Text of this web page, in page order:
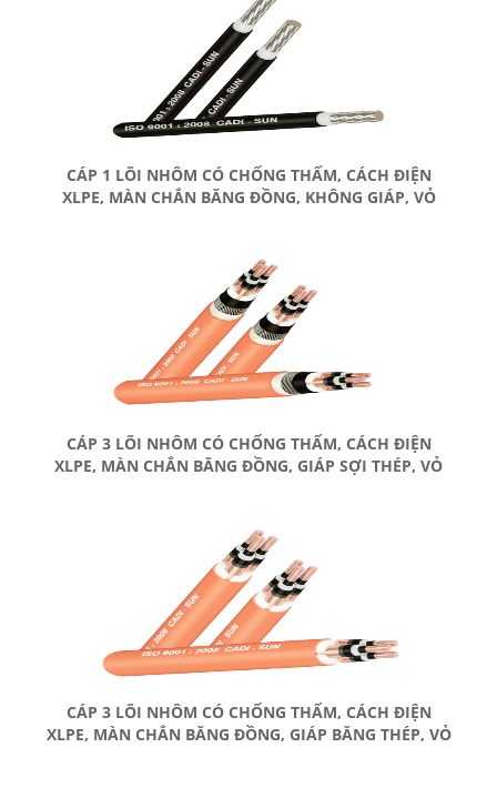
CÁP 1 LÕI NHÔM CÓ CHỐNG THẤM, CÁCH ĐIỆN
XLPE, MÀN CHẮN BĂNG ĐỒNG, KHÔNG GIÁP, VỎ
CÁP 3 LÕI NHÔM CÓ CHỐNG THẤM, CÁCH ĐIỆN
XLPE, MÀN CHẮN BĂNG ĐỒNG, GIÁP SỢI THÉP, VỎ
CÁP 3 LÕI NHÔM CÓ CHỐNG THẤM, CÁCH ĐIỆN
XLPE, MÀN CHẮN BĂNG ĐỒNG, GIÁP BĂNG THÉP, VỎ